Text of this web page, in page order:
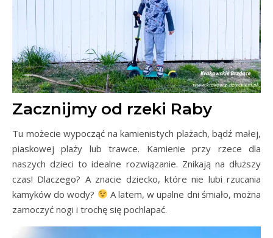
Zacznijmy od rzeki Raby
Tu możecie wypocząć na kamienistych plażach, bądź małej,
piaskowej plaży lub trawce. Kamienie przy rzece dla
naszych dzieci to idealne rozwiązanie. Znikają na dłuższy
czas! Dlaczego? A znacie dziecko, które nie lubi rzucania
kamyków do wody?
A latem, w upalne dni śmiało, można
zamoczyć nogi i trochę się pochlapać.